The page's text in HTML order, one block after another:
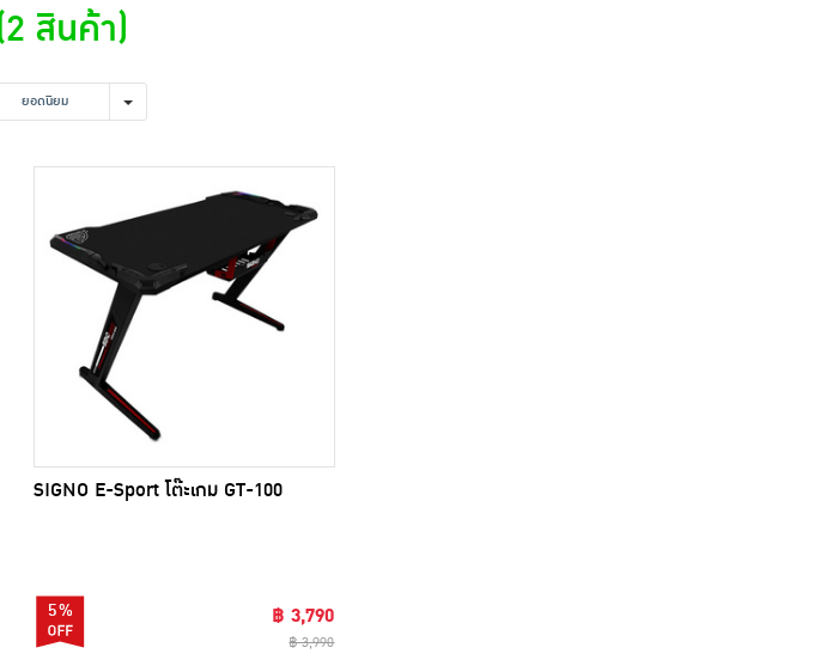
สินค้า)
ยอดนิยม
SIGNO E-Sport โต๊ะเกม GT-100
5% ฿ 3,790
฿ 3,990